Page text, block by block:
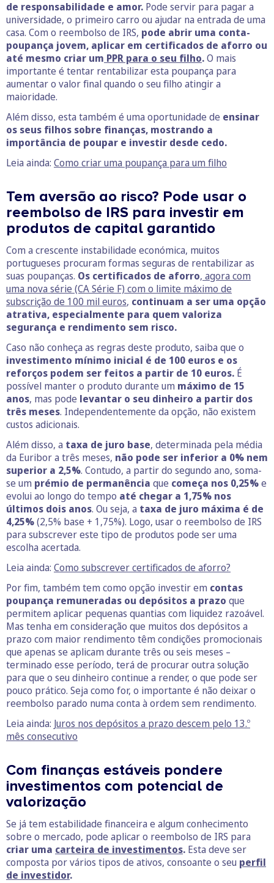
de responsabilidade e amor. Pode servir para pagar a
universidade, o primeiro carro ou ajudar na entrada de uma
casa. Com o reembolso de IRS, pode abrir uma conta-
poupança jovem, aplicar em certificados de aforro ou
até mesmo criar um PPR para o seu filho.O mais
importante é tentar rentabilizar esta poupança para
aumentar o valor final quando o seu filho atingir a
maioridade.
Além disso, esta também é uma oportunidade de ensinar
os seus filhos sobre finanças, mostrando a
importância de poupar e investir desde cedo.
Leia ainda: Como criar uma poupança para um filho
Tem aversão ao risco? Pode usar o
reembolso de IRS para investir em
produtos de capital garantido
Com a crescente instabilidade económica, muitos
portugueses procuram formas seguras de rentabilizar as
suas poupanças. Os certificados de aforro, agora com
uma nova série (CA Série F) com o limite máximo de
subscrição de 100 mil euros, continuam a ser uma opção
atrativa, especialmente para quem valoriza
segurança e rendimento sem risco.
Caso não conheça as regras deste produto, saiba que o
investimento mínimo inicial é de 100 euros e os
reforços podem ser feitos a partir de 10 euros. É
possível manter o produto durante um máximo de 15
anos, mas pode levantar o seu dinheiro a partir dos
três meses. Independentemente da opção, não existem
custos adicionais.
Além disso, a taxa de juro base, determinada pela média
da Euribor a três meses, não pode ser inferior a 0% nem
superior a 2,5%. Contudo, a partir do segundo ano, soma-
se um prémio de permanência que começa nos 0,25%e
evolui ao longo do tempo até chegar a 1,75% nos
últimos dois anos. Ou seja, a taxa de juro máxima é de
4,25%(2,5% base + 1,75%). Logo, usar o reembolso de IRS
para subscrever este tipo de produtos pode ser uma
escolha acertada.
Leia ainda: Como subscrever certificados de aforro?
Por fim, também tem como opção investir em contas
poupança remuneradas ou depósitos a prazo que
permitem aplicar pequenas quantias com liquidez razoável.
Mas tenha em consideração que muitos dos depósitos a
prazo com maior rendimento têm condições promocionais
que apenas se aplicam durante três ou seis meses –
terminado esse período, terá de procurar outra solução
para que o seu dinheiro continue a render, o que pode ser
pouco prático. Seja como for, o importante é não deixar o
reembolso parado numa conta à ordem sem rendimento.
Leia ainda: Juros nos depósitos a prazo descem pelo 13.º
mês consecutivo
Com finanças estáveis pondere
investimentos com potencial de
valorização
Se já tem estabilidade financeira e algum conhecimento
sobre o mercado, pode aplicar o reembolso de IRS para
criar uma carteira de investimentos. Esta deve ser
composta por vários tipos de ativos, consoante o seu perfil
de investidor.